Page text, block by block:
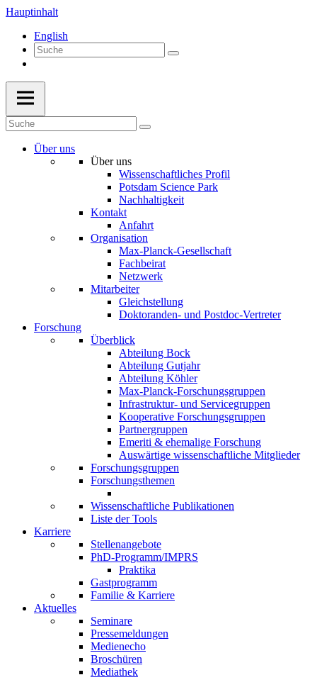
Hauptinhalt
English
Über uns
Über uns
Wissenschaftliches Profil
Potsdam Science Park
Nachhaltigkeit
Kontakt
Anfahrt
Organisation
Max-Planck-Gesellschaft
Fachbeirat
Netzwerk
Mitarbeiter
Gleichstellung
Doktoranden- und Postdoc-Vertreter
Forschung
Überblick
Abteilung Bock
Abteilung Gutjahr
Abteilung Köhler
Max-Planck-Forschungsgruppen
Infrastruktur- und Servicegruppen
Kooperative Forschungsgruppen
Partnergruppen
Emeriti & ehemalige Forschung
Auswärtige wissenschaftliche Mitglieder
Forschungsgruppen
Forschungsthemen
Wissenschaftliche Publikationen
Liste der Tools
Karriere
Stellenangebote
PhD-Programm/IMPRS
Praktika
Gastprogramm
Familie & Karriere
Aktuelles
Seminare
Pressemeldungen
Medienecho
Broschüren
Mediathek